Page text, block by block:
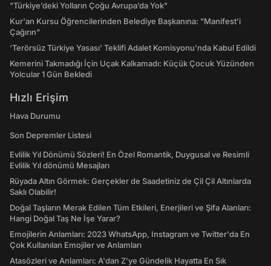
"Türkiye’deki Yolların Çoğu Avrupa’da Yok"
Kur'an Kursu Öğrencilerinden Belediye Başkanına: "Manifest’i
Çağırın"
‘Terörsüz Türkiye Yasası’ Teklifi Adalet Komisyonu'nda Kabul Edildi
Kemerini Takmadığı İçin Uçak Kalkamadı: Küçük Çocuk Yüzünden
Yolcular 1 Gün Bekledi
Hızlı Erişim
Hava Durumu
Son Depremler Listesi
Evlilik Yıl Dönümü Sözleri! En Özel Romantik, Duygusal ve Resimli
Evlilik Yıl dönümü Mesajları
Rüyada Altın Görmek: Gerçekler de Saadetiniz de Çil Çil Altınlarda
Saklı Olabilir!
Doğal Taşların Merak Edilen Tüm Etkileri, Enerjileri ve Şifa Alanları:
Hangi Doğal Taş Ne İşe Yarar?
Emojilerin Anlamları: 2023 WhatsApp, Instagram ve Twitter'da En
Çok Kullanılan Emojiler ve Anlamları
Atasözleri ve Anlamları: A'dan Z'ye Gündelik Hayatta En Sık